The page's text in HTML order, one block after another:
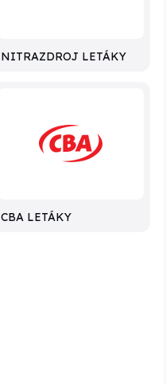
NITRAZDROJ LETÁKY
CBA LETÁKY